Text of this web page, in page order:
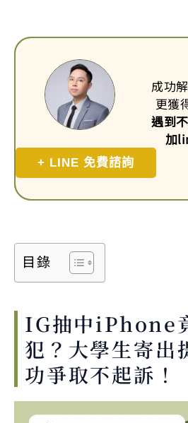
成功
更獲
遇到
加
+ LINE 免費諮詢
目錄
IG抽中iPhone
犯？大學生寄出
功爭取不起訴！